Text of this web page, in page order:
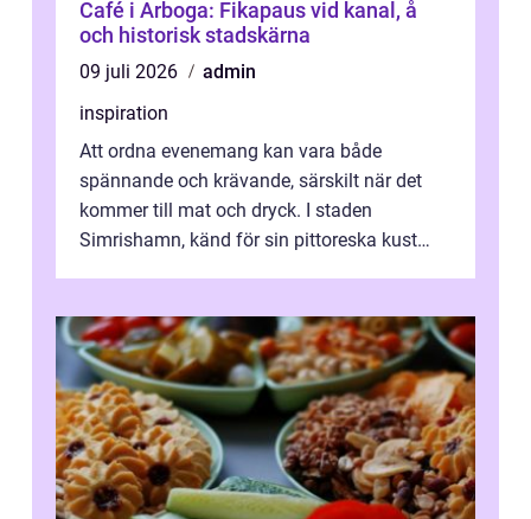
Café i Arboga: Fikapaus vid kanal, å
och historisk stadskärna
09 juli 2026
admin
inspiration
Att ordna evenemang kan vara både
spännande och krävande, särskilt när det
kommer till mat och dryck. I staden
Simrishamn, känd för sin pittoreska kust